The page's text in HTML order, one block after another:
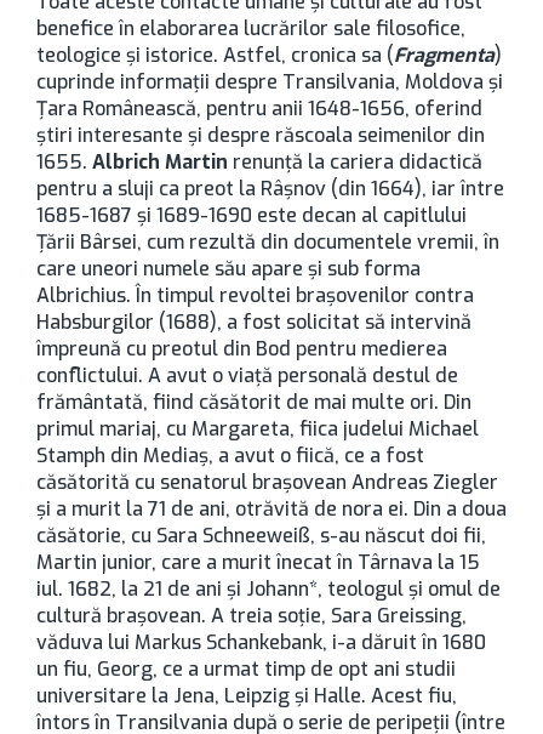
benefice în elaborarea lucrărilor sale filosofice,
teologice şi istorice. Astfel, cronica sa (Fragmenta)
cuprinde informaţii despre Transilvania, Moldova şi
Ţara Românească, pentru anii 1648-1656, oferind
ştiri interesante şi despre răscoala seimenilor din
1655. Albrich Martin renunţă la cariera didactică
pentru a sluji ca preot la Râşnov (din 1664), iar între
1685-1687 şi 1689-1690 este decan al capitlului
Ţării Bârsei, cum rezultă din documentele vremii, în
care uneori numele său apare şi sub forma
Albrichius. În timpul revoltei braşovenilor contra
Habsburgilor (1688), a fost solicitat să intervină
împreună cu preotul din Bod pentru medierea
conflictului. A avut o viaţă personală destul de
frământată, fiind căsătorit de mai multe ori. Din
primul mariaj, cu Margareta, fiica judelui Michael
Stamph din Mediaş, a avut o fiică, ce a fost
căsătorită cu senatorul braşovean Andreas Ziegler
şi a murit la 71 de ani, otrăvită de nora ei. Din a doua
căsătorie, cu Sara Schneeweiß, s-au născut doi fii,
Martin junior, care a murit înecat în Târnava la 15
iul. 1682, la 21 de ani şi Johann*, teologul şi omul de
cultură braşovean. A treia soţie, Sara Greissing,
văduva lui Markus Schankebank, i-a dăruit în 1680
un fiu, Georg, ce a urmat timp de opt ani studii
universitare la Jena, Leipzig şi Halle. Acest fiu,
întors în Transilvania după o serie de peripeţii (între